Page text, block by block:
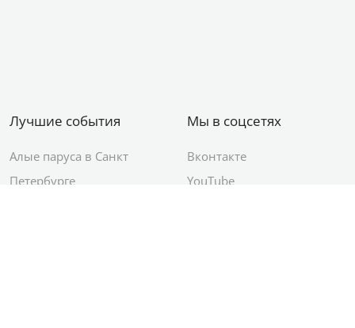
Лучшие события
Алые паруса в Санкт
Петербурге
Мы в соцсетях
Вконтакте
YouTube